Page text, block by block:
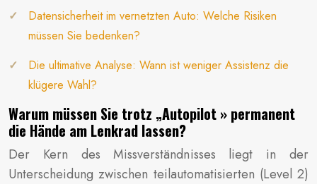
Datensicherheit im vernetzten Auto: Welche Risiken
müssen Sie bedenken?
Die ultimative Analyse: Wann ist weniger Assistenz die
klügere Wahl?
Warum müssen Sie trotz „Autopilot » permanent
die Hände am Lenkrad lassen?
Der Kern des Missverständnisses liegt in der
Unterscheidung zwischen teilautomatisierten (Level 2)